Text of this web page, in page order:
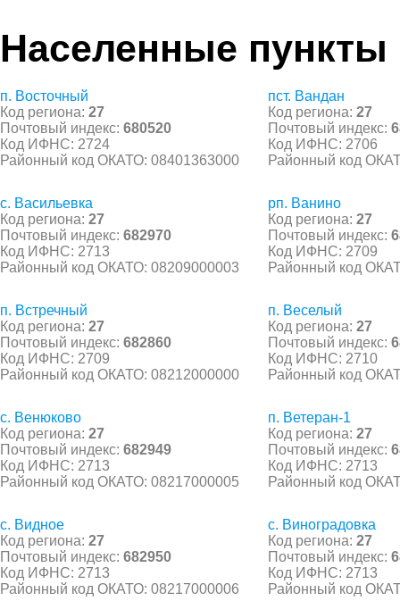
Населенные пункты
п. Восточный
Код региона: 27
Почтовый индекс: 680520
Код ИФНС: 2724
Районный код ОКАТО: 08401363000
пст. Вандан
Код региона: 27
Почтовый индекс:
Код ИФНС: 2706
Районный код
с. Васильевка
Код региона: 27
Почтовый индекс: 682970
Код ИФНС: 2713
Районный код ОКАТО: 08209000003
рп. Ванино
Код региона: 27
Почтовый индекс:
Код ИФНС: 2709
Районный код
п. Встречный
Код региона: 27
Почтовый индекс: 682860
Код ИФНС: 2709
Районный код ОКАТО: 08212000000
п. Веселый
Код региона: 27
Почтовый индекс:
Код ИФНС: 2710
Районный код
с. Венюково
Код региона: 27
Почтовый индекс: 682949
Код ИФНС: 2713
Районный код ОКАТО: 08217000005
п. Ветеран-1
Код региона: 27
Почтовый индекс:
Код ИФНС: 2713
Районный код
с. Видное
Код региона: 27
Почтовый индекс: 682950
Код ИФНС: 2713
Районный код ОКАТО: 08217000006
с. Виноградовка
Код региона: 27
Почтовый индекс:
Код ИФНС: 2713
Районный код